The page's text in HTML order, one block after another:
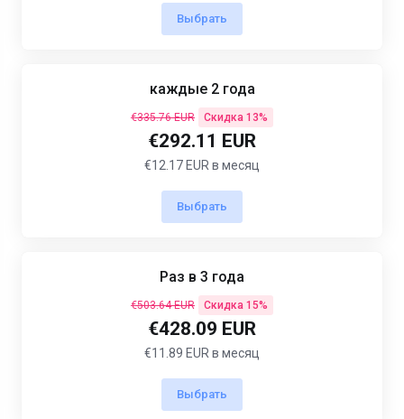
Выбрать
каждые 2 года
€335.76 EUR Скидка 13%
€292.11 EUR
€12.17 EUR в месяц
Выбрать
Раз в 3 года
€503.64 EUR Скидка 15%
€428.09 EUR
€11.89 EUR в месяц
Выбрать